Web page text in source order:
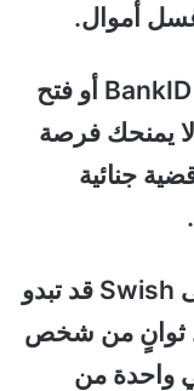
أموال.
وأي شخص يطلب منك استخدام BankID أو فتح
يمنحك فرصة
جنائية
في السويد، ضغطة زر واحدة على Swish قد تبدو
ثوانٍ من شخص
واحدة من